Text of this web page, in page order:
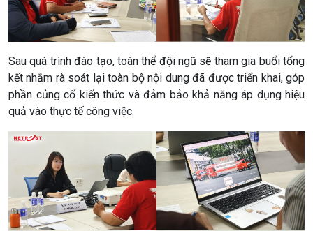
Sau quá trình đào tạo, toàn thể đội ngũ sẽ tham gia buổi tổng
kết nhằm rà soát lại toàn bộ nội dung đã được triển khai, góp
phần củng cố kiến thức và đảm bảo khả năng áp dụng hiệu
quả vào thực tế công việc.